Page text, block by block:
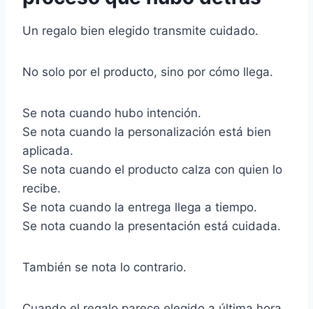
Un regalo bien elegido transmite cuidado.
No solo por el producto, sino por cómo llega.
Se nota cuando hubo intención.
Se nota cuando la personalización está bien
aplicada.
Se nota cuando el producto calza con quien lo
recibe.
Se nota cuando la entrega llega a tiempo.
Se nota cuando la presentación está cuidada.
También se nota lo contrario.